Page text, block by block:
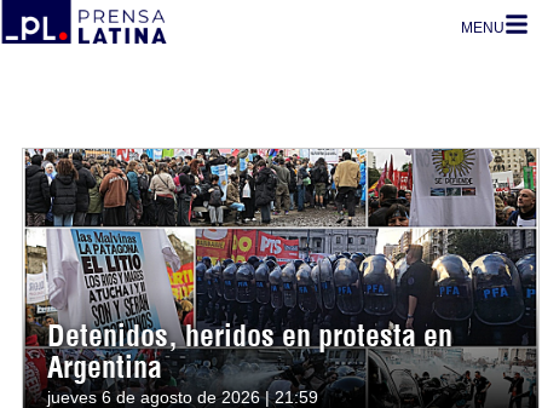
MENU
Detenidos, heridos en protesta en
Argentina
jueves 6 de agosto de 2026 | 21:59